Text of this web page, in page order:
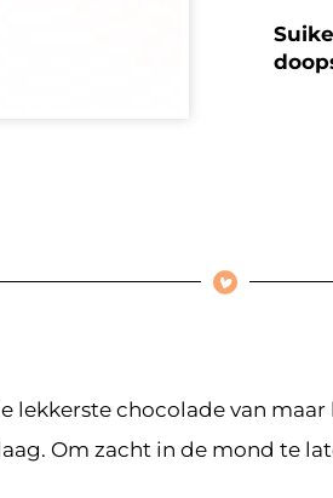
chocolade van maar
Om zacht in de mond te